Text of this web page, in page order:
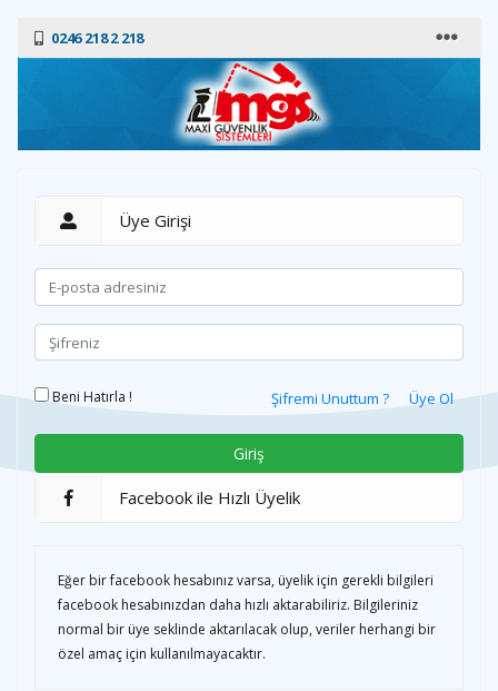
0246 218 2 218
Üye Girişi
Beni Hatırla ! Üye Ol
Şifremi Unuttum ?
Facebook ile Hızlı Üyelik
Eğer bir facebook hesabınız varsa, üyelik için gerekli bilgileri
facebook hesabınızdan daha hızlı aktarabiliriz. Bilgileriniz
normal bir üye seklinde aktarılacak olup, veriler herhangi bir
özel amaç için kullanılmayacaktır.